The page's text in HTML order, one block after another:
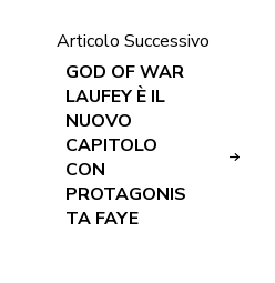
Articolo Successivo
GOD OF WAR
LAUFEY È IL
NUOVO
CAPITOLO
CON
PROTAGONIS
TA FAYE